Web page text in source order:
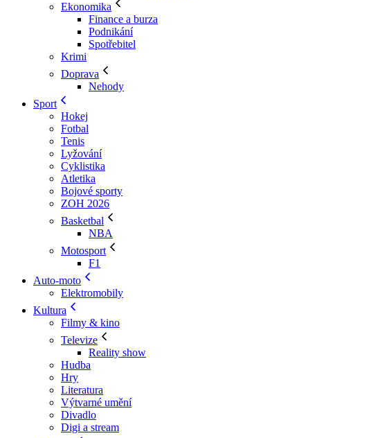
Ekonomika
Finance a burza
Podnikání
Spotřebitel
Krimi
Doprava
Nehody
Sport
Hokej
Fotbal
Tenis
Lyžování
Cyklistika
Atletika
Bojové sporty
ZOH 2026
Basketbal
NBA
Motosport
F1
Auto-moto
Elektromobily
Kultura
Filmy & kino
Televize
Reality show
Hudba
Hry
Literatura
Výtvarné umění
Divadlo
Digi a stream